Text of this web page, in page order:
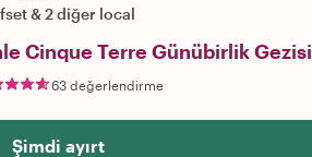
&2 diğer local
Cinque Terre Günübirlik Gezisi
63 değerlendirme
Şimdi ayırt